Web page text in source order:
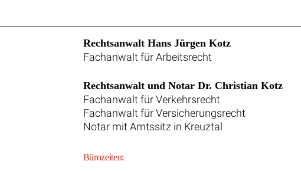
Rechtsanwalt Hans Jürgen Kotz
Fachanwalt für Arbeitsrecht
Rechtsanwalt und Notar Dr. Christian Kotz
Fachanwalt für Verkehrsrecht
Fachanwalt für Versicherungsrecht
Notar mit Amtssitz in Kreuztal
Bürozeiten: